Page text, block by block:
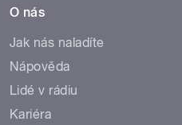
O nás
Jak nás naladíte
Nápověda
Lidé v rádiu
Kariéra